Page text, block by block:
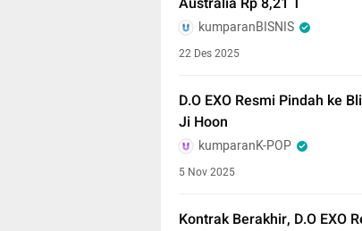
kumparanBISNIS
22 Des 2025
D.O EXO Resmi Pindah ke
Ji Hoon
kumparanK-POP
5 Nov 2025
Kontrak Berakhir, D.O EXO